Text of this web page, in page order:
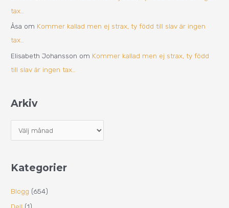
tax…
Åsa om Kommer kallad men ej strax, ty född till slav är ingen
tax…
Elisabeth Johansson om Kommer kallad men ej strax, ty född
till slav är ingen tax…
Arkiv
Kategorier
Blogg (654)